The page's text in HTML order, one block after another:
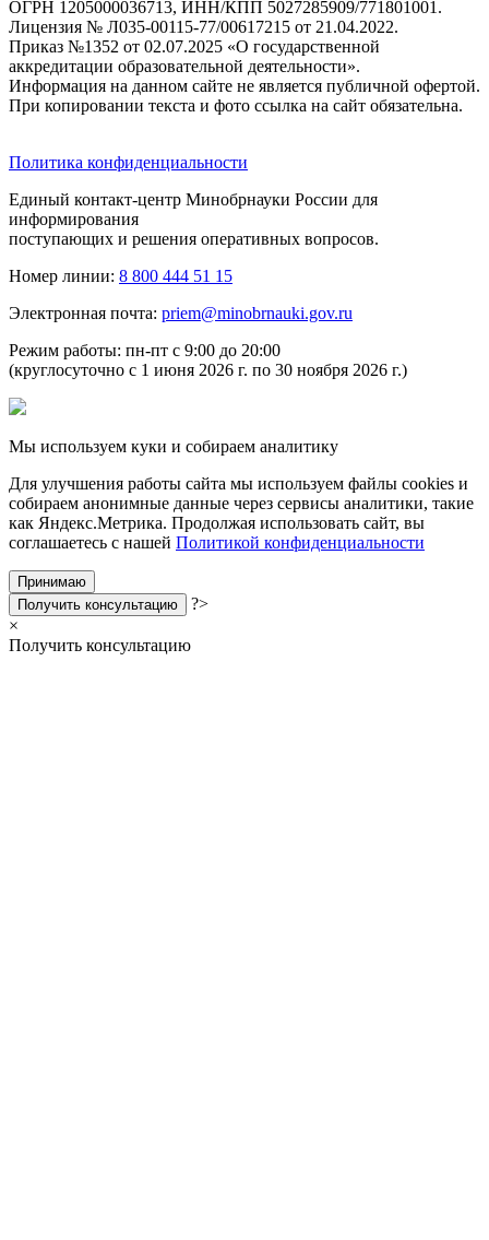
ОГРН 1205000036713, ИНН/КПП 5027285909/771801001.
Лицензия № Л035-00115-77/00617215 от 21.04.2022.
Приказ №1352 от 02.07.2025 «О государственной
аккредитации образовательной деятельности».
Информация на данном сайте не является публичной офертой.
При копировании текста и фото ссылка на сайт обязательна.
Политика конфиденциальности
Единый контакт-центр Минобрнауки России для
информирования
поступающих и решения оперативных вопросов.
Номер линии: 8 800 444 51 15
Электронная почта: priem@minobrnauki.gov.ru
Режим работы: пн-пт с 9:00 до 20:00
(круглосуточно с 1 июня 2026 г. по 30 ноября 2026 г.)
Мы используем куки и собираем аналитику
Для улучшения работы сайта мы используем файлы cookies и
собираем анонимные данные через сервисы аналитики, такие
как Яндекс.Метрика. Продолжая использовать сайт, вы
соглашаетесь с нашей Политикой конфиденциальности
Принимаю
Получить консультацию
?>
×
Получить консультацию